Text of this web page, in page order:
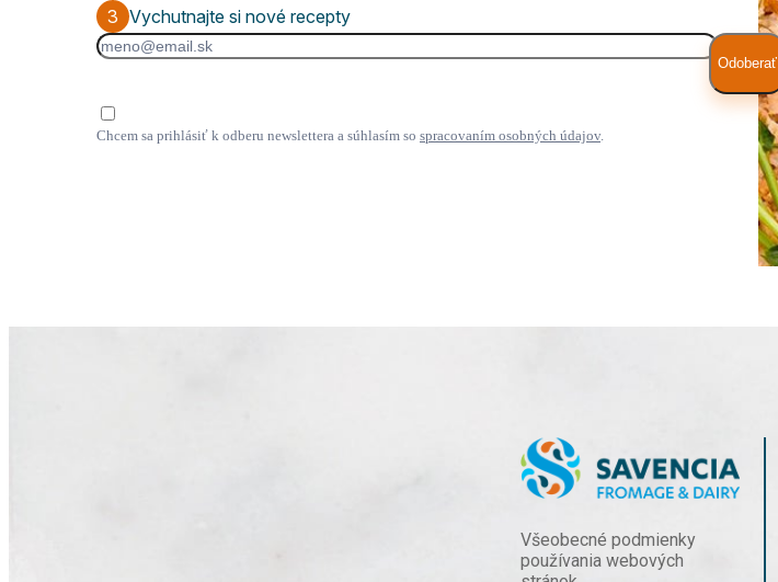
3 Vychutnajte si nové recepty
Odoberať
Chcem sa prihlásiť k odberu newslettera a súhlasím so spracovaním osobných údajov.
Všeobecné podmienky
používania webových